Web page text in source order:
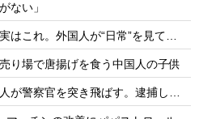
ない」
外国人が“日常”を見て衝撃を受けた理由
り場で唐揚げを食う中国人の子供
察官を突き飛ばす。逮捕しろやｗｗｗ